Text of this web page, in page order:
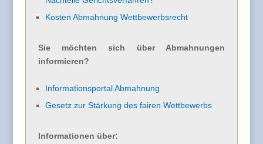
Kosten Abmahnung Wettbewerbsrecht
Sie möchten sich über Abmahnungen
informieren?
Informationsportal Abmahnung
Gesetz zur Stärkung des fairen Wettbewerbs
Informationen über: